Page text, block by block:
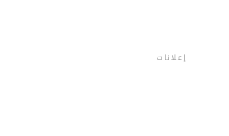
إعلانات